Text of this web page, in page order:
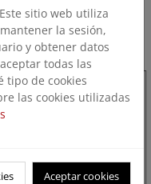
ZTJ de As Pontes (A
sitio web utiliza
la sesión,
y obtener datos
todas las
tipo de cookies
las cookies utilizadas
Aceptar cookies